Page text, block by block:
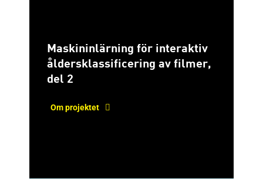
Maskininlärning för interaktiv
åldersklassificering av filmer,
del 2
Om projektet